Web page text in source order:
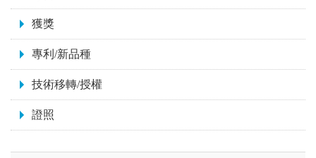
獲獎
專利/新品種
技術移轉/授權
證照